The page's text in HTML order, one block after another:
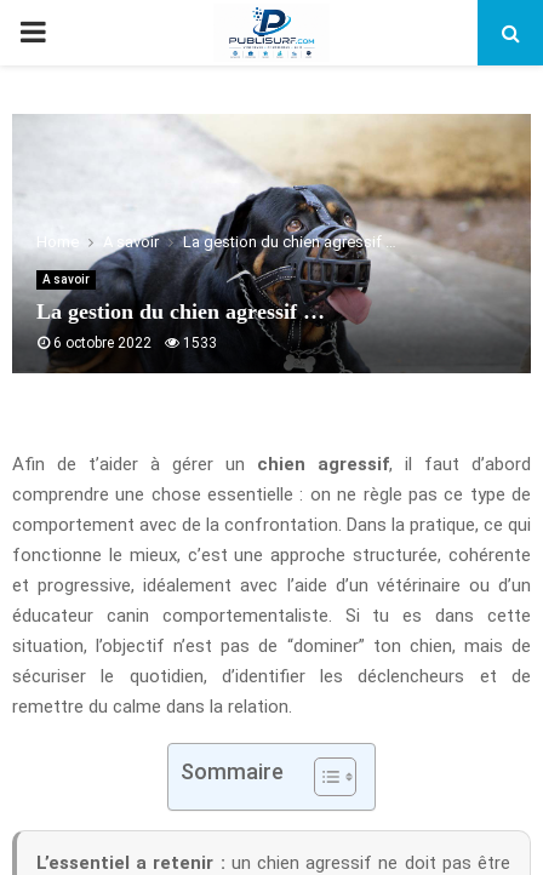
PRIMARY
Home A savoir La gestion du chien agressif …
A savoir
La gestion du chien agressif …
6 octobre 2022 1533
Afin de t’aider à gérer un chien agressif, il faut d’abord
comprendre une chose essentielle : on ne règle pas ce type de
comportement avec de la confrontation. Dans la pratique, ce qui
fonctionne le mieux, c’est une approche structurée, cohérente
et progressive, idéalement avec l’aide d’un vétérinaire ou d’un
éducateur canin comportementaliste. Si tu es dans cette
situation, l’objectif n’est pas de “dominer” ton chien, mais de
sécuriser le quotidien, d’identifier les déclencheurs et de
remettre du calme dans la relation.
Sommaire
L’essentiel a retenir : un chien agressif ne doit pas être